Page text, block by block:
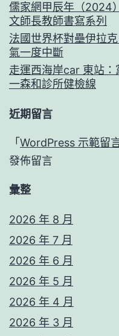
儒家網甲辰年（2024
文師長教師書寫系列
法國世界杯對壘伊拉
氣一度中斷
走運西海岸car 東站
一森和診所健檢線
近期留言
「 WordPress 示範留
發佈留言
彙整
2026 年 8 月
2026 年 7 月
2026 年 6 月
2026 年 5 月
2026 年 4 月
2026 年 3 月